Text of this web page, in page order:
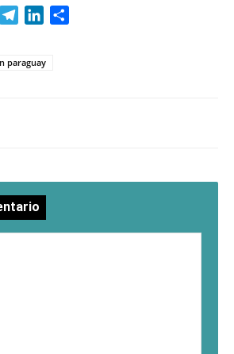
WhatsAppTelegramLinkedIn
paraguay